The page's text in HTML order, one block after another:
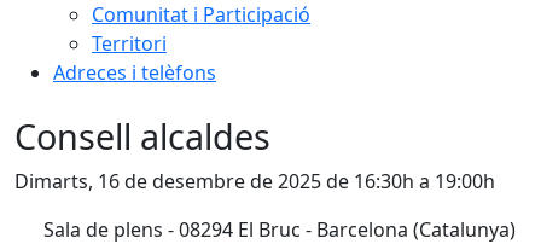
Comunitat i Participació
Territori
Adreces i telèfons
Consell alcaldes
Dimarts, 16 de desembre de 2025 de 16:30h a 19:00h
Sala de plens - 08294 El Bruc - Barcelona (Catalunya)